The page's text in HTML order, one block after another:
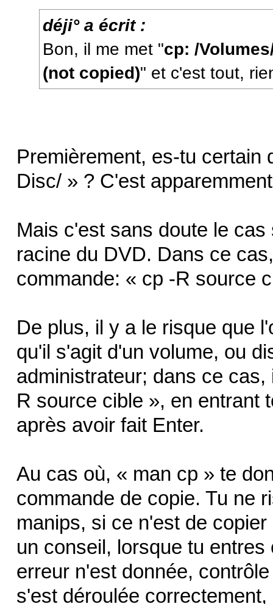
déji° a écrit :
Bon, il me met "cp: /
(not copied)" et c'est tout,
Premièrement, es-tu certain
Disc/ » ? C'est
Mais c'est sans doute le
racine du DVD. Dans ce
commande: « cp -R source
De plus, il y a le risque que
qu'il s'agit d'un volume, ou
administrateur; dans ce
R source cible », en entrant
après avoir fait Enter.
Au cas où, « man cp » te
commande de copie. Tu ne
manips, si ce n'est de
un conseil, lorsque tu
erreur n'est donnée,
s'est déroulée